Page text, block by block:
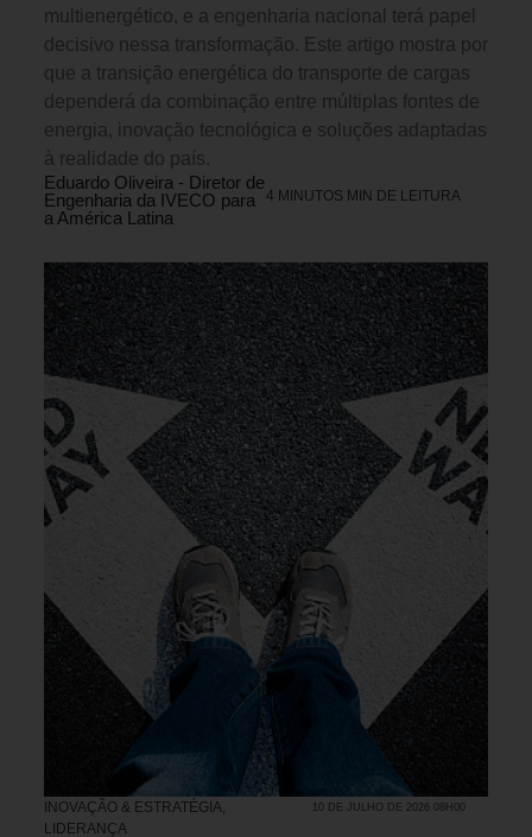
multienergético, e a engenharia nacional terá papel
decisivo nessa transformação. Este artigo mostra por
que a transição energética do transporte de cargas
dependerá da combinação entre múltiplas fontes de
energia, inovação tecnológica e soluções adaptadas
à realidade do país.
Eduardo Oliveira - Diretor de
Engenharia da IVECO para
a América Latina
4 MINUTOS MIN DE LEITURA
INOVAÇÃO & ESTRATÉGIA,
LIDERANÇA
10 DE JULHO DE 2026 08H00